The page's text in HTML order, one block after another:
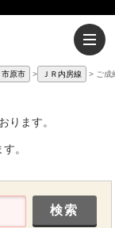
市原市 ＪＲ内房線 ご成
ります。
。